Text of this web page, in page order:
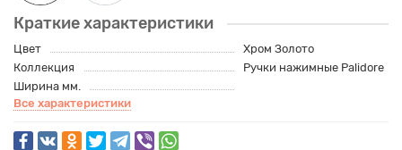
Краткие характеристики
Цвет
Хром Золото
Коллекция
Ручки нажимные Palidore
Ширина мм.
Все характеристики